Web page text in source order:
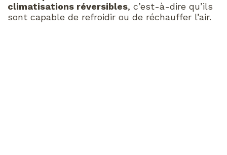
climatisations réversibles, c’est-à-dire qu’ils
sont capable de refroidir ou de réchauffer l’air.